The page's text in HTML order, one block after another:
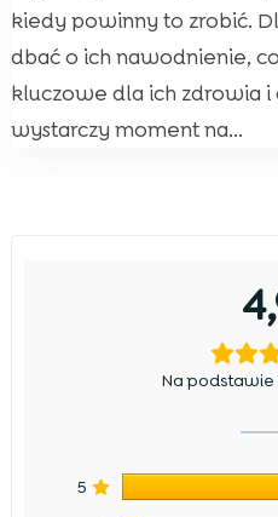
kiedy powinny to zrobić.
dbać o ich nawodnienie,
kluczowe dla ich zdrowia i
wystarczy moment na...
Na podstawie
5